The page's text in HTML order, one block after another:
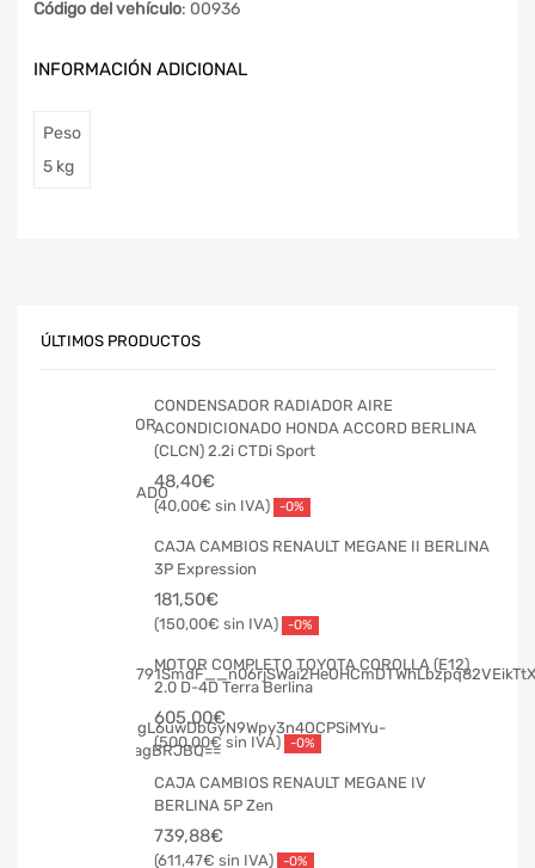
Código del vehículo: 00936
INFORMACIÓN ADICIONAL
Peso
5 kg
ÚLTIMOS PRODUCTOS
CONDENSADOR RADIADOR AIRE
ACONDICIONADO HONDA ACCORD BERLINA
(CLCN) 2.2i CTDi Sport
48,40€
40,00€ -0%
CAJA CAMBIOS RENAULT MEGANE II BERLINA
3P Expression
181,50€
150,00€ -0%
MOTOR COMPLETO TOYOTA COROLLA (E12)
2.0 D-4D Terra Berlina
605,00€
500,00€ -0%
CAJA CAMBIOS RENAULT MEGANE IV
BERLINA 5P Zen
739,88€
611,47€ -0%